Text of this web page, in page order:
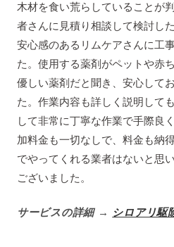
木材を食い荒らしていることが
者さんに見積り相談して検討し
安心感のあるリムケアさんに工
た。使用する薬剤がペットや赤
優しい薬剤だと聞き、安心して
た。作業内容も詳しく説明して
して非常に丁寧な作業で手際良
加料金も一切なしで、料金も納
でやってくれる業者はないと思
ございました。
サービスの詳細 → シロアリ駆